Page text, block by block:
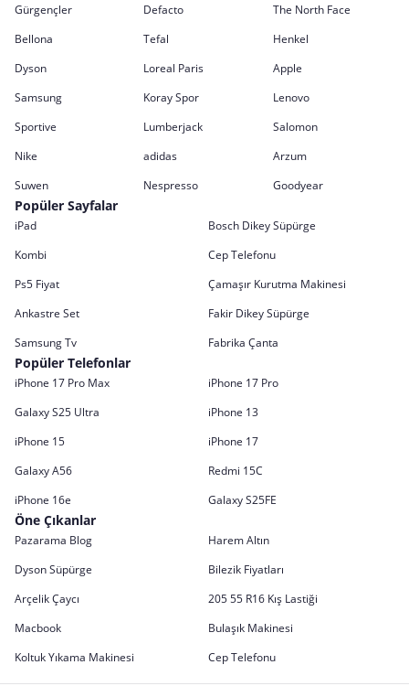
Gürgençler
Defacto
The North Face
Bellona
Tefal
Henkel
Dyson
Loreal Paris
Apple
Samsung
Koray Spor
Lenovo
Sportive
Lumberjack
Salomon
Nike
adidas
Arzum
Suwen
Nespresso Goodyear
Popüler Sayfalar
iPad
Bosch Dikey Süpürge
Kombi
Cep Telefonu
Ps5 Fiyat
Çamaşır Kurutma Makinesi
Ankastre Set
Fakir Dikey Süpürge
Samsung Tv
Fabrika Çanta
Popüler Telefonlar
iPhone 17 Pro Max
iPhone 17 Pro
Galaxy S25 Ultra
iPhone 13
iPhone 15
iPhone 17
Galaxy A56
Redmi 15C
iPhone 16e
Galaxy S25FE
Öne Çıkanlar
Pazarama Blog
Harem Altın
Dyson Süpürge
Bilezik Fiyatları
Arçelik Çaycı
205 55 R16 Kış Lastiği
Macbook
Bulaşık Makinesi
Koltuk Yıkama Makinesi
Cep Telefonu